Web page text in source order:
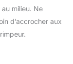
milieu. Ne
d’accrocher aux